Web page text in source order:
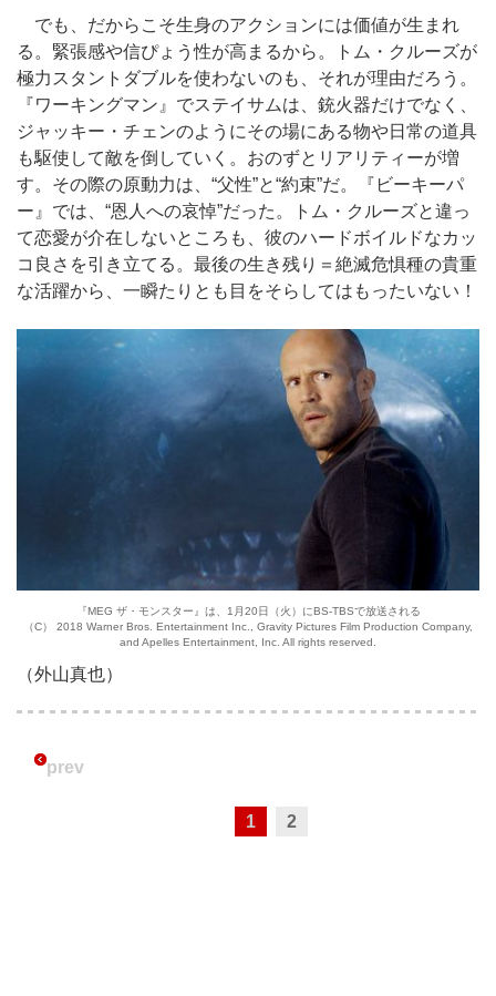
でも、だからこそ生身のアクションには価値が生まれ
る。緊張感や信ぴょう性が高まるから。トム・クルーズが
極力スタントダブルを使わないのも、それが理由だろう。
『ワーキングマン』でステイサムは、銃火器だけでなく、
ジャッキー・チェンのようにその場にある物や日常の道具
も駆使して敵を倒していく。おのずとリアリティーが増
す。その際の原動力は、“父性”と“約束”だ。『ビーキーパ
ー』では、“恩人への哀悼”だった。トム・クルーズと違っ
て恋愛が介在しないところも、彼のハードボイルドなカッ
コ良さを引き立てる。最後の生き残り＝絶滅危惧種の貴重
な活躍から、一瞬たりとも目をそらしてはもったいない！
『MEG ザ・モンスター』は、1月20日（火）にBS-TBSで放送される
（C） 2018 Warner Bros. Entertainment Inc., Gravity Pictures Film Production Company,
and Apelles Entertainment, Inc. All rights reserved.
（外山真也）
prev
1 2